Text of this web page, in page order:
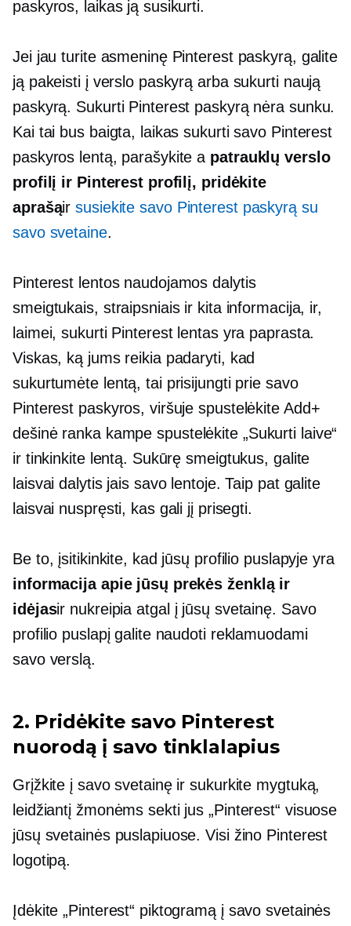
paskyros, laikas ją susikurti.
Jei jau turite asmeninę Pinterest paskyrą, galite
ją pakeisti į verslo paskyrą arba sukurti naują
paskyrą. Sukurti Pinterest paskyrą nėra sunku.
Kai tai bus baigta, laikas sukurti savo Pinterest
paskyros lentą, parašykite a patrauklų verslo
profilį ir Pinterest profilį, pridėkite
aprašąirsusiekite savo Pinterest paskyrą su
savo svetaine.
Pinterest lentos naudojamos dalytis
smeigtukais, straipsniais ir kita informacija, ir,
laimei, sukurti Pinterest lentas yra paprasta.
Viskas, ką jums reikia padaryti, kad
sukurtumėte lentą, tai prisijungti prie savo
Pinterest paskyros, viršuje spustelėkite Add+
dešinė rankakampe spustelėkite „Sukurti laive“
ir tinkinkite lentą. Sukūrę smeigtukus, galite
laisvai dalytis jais savo lentoje. Taip pat galite
laisvai nuspręsti, kas gali jį prisegti.
Be to, įsitikinkite, kad jūsų profilio puslapyje yra
informacija apie jūsų prekės ženklą ir
idėjasir nukreipia atgal į jūsų svetainę. Savo
profilio puslapį galite naudoti reklamuodami
savo verslą.
2. Pridėkite savo Pinterest
nuorodą į savo tinklalapius
Grįžkite į savo svetainę ir sukurkite mygtuką,
leidžiantį žmonėms sekti jus „Pinterest“ visuose
jūsų svetainės puslapiuose. Visi žino Pinterest
logotipą.
Įdėkite „Pinterest“ piktogramą į savo svetainės